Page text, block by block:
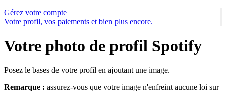
Gérez votre compte
Votre profil, vos paiements et bien plus encore.
Votre photo de profil Spotify
Posez le bases de votre profil en ajoutant une image.
Remarque : assurez-vous que votre image n'enfreint aucune loi sur